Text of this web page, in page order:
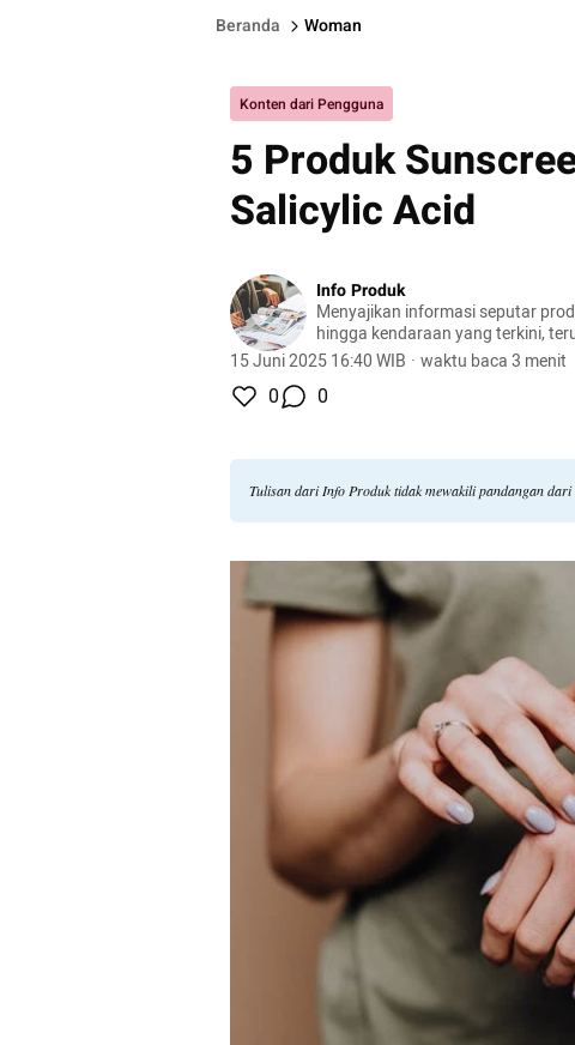
Beranda Woman
Konten dari Pengguna
5 Produk
Salicylic Acid
Info Produk
Menyajikan informasi seputar
hingga kendaraan yang terkini,
terlengkap.
15 Juni 2025 16:40 WIB · waktu baca 3 menit
0 0
Tulisan dari Info Produk tidak mewakili pandangan